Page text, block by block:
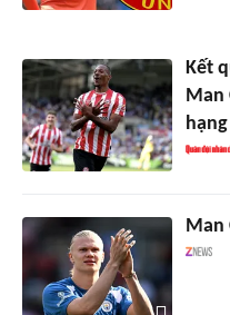
Kết
Man
Man